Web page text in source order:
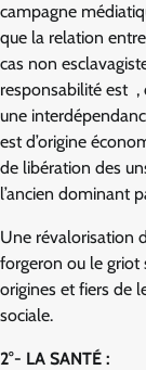
campagne
que la relation
cas non
responsabilité est ,
une
est d’origine
de libération des
l’ancien dominant
Une révalorisation
forgeron ou le griot
origines et fiers de
sociale.
2°- LA SANTÉ :